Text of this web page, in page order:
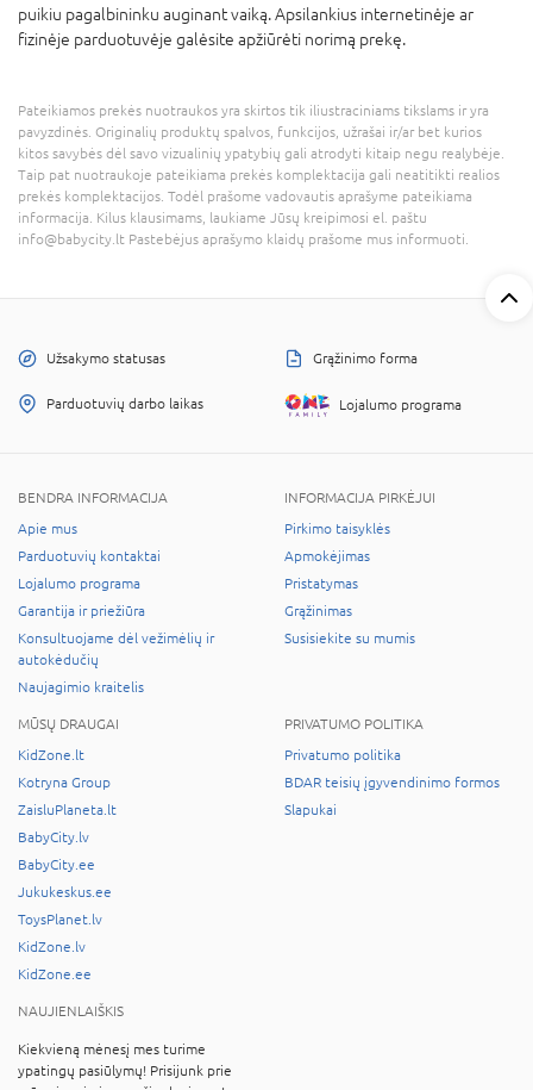
puikiu pagalbininku auginant vaiką. Apsilankius internetinėje ar
fizinėje parduotuvėje galėsite apžiūrėti norimą prekę.
Pateikiamos prekės nuotraukos yra skirtos tik iliustraciniams tikslams ir yra
pavyzdinės. Originalių produktų spalvos, funkcijos, užrašai ir/ar bet kurios
kitos savybės dėl savo vizualinių ypatybių gali atrodyti kitaip negu realybėje.
Taip pat nuotraukoje pateikiama prekės komplektacija gali neatitikti realios
prekės komplektacijos. Todėl prašome vadovautis aprašyme pateikiama
informacija. Kilus klausimams, laukiame Jūsų kreipimosi el. paštu
info@babycity.lt Pastebėjus aprašymo klaidų prašome mus informuoti.
Užsakymo statusas Grąžinimo forma
Parduotuvių darbo laikas Lojalumo programa
BENDRA INFORMACIJA
Apie mus
Parduotuvių kontaktai
Lojalumo programa
Garantija ir priežiūra
Konsultuojame dėl vežimėlių ir
autokėdučių
Naujagimio kraitelis
INFORMACIJA PIRKĖJUI
Pirkimo taisyklės
Apmokėjimas
Pristatymas
Grąžinimas
Susisiekite su mumis
MŪSŲ DRAUGAI
KidZone.lt
Kotryna Group
ZaisluPlaneta.lt
BabyCity.lv
BabyCity.ee
Jukukeskus.ee
ToysPlanet.lv
KidZone.lv
KidZone.ee
PRIVATUMO POLITIKA
Privatumo politika
BDAR teisių įgyvendinimo formos
Slapukai
NAUJIENLAIŠKIS
Kiekvieną mėnesį mes turime
ypatingų pasiūlymų! Prisijunk prie